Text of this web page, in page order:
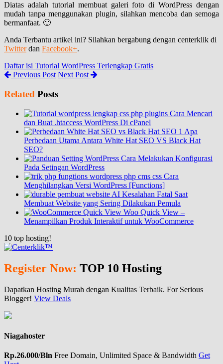
Diatas adalah tutorial membuat galeri foto di WordPress dengan
mudah tanpa menggunakan plugin, silahkan mencoba dan semoga
bermanfaat. 🙂
Anda Terbantu artikel ini? Silahkan bergabung dengan centerklik di
Twitterdan Facebook+.
Daftar isi Tutorial WordPress Terlengkap Gratis
Previous Post Next Post
Related Posts
Cara Mencari
dan Buat .htaccess WordPress Di cPanel
Apa
Perbedaan Utama Antara White Hat SEO VS Black Hat
SEO?
Cara Melakukan Konfigurasi
Pada Setingan WordPress
Cara
Menghilangkan Versi WordPress [Functions]
Kesalahan Fatal Saat
Membuat Website yang Sering Dilakukan Pemula
Woo Quick View –
Menampilkan Produk Interaktif untuk WooCommerce
10 top hosting!
Register Now: TOP 10 Hosting
Dapatkan Hosting Murah dengan Kualitas Terbaik. For Serious
Blogger! View Deals
Niagahoster
Rp.26.000/Bln Free Domain, Unlimited Space & Bandwidth Get